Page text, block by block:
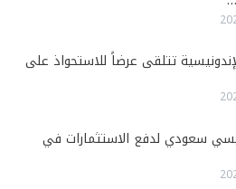
تتلقى عرضاً للاستحواذ على
سعودي لدفع الاستثمارات في